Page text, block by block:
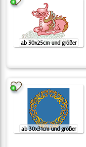
ab 30x25cm und größer
ab 30x31cm und größer